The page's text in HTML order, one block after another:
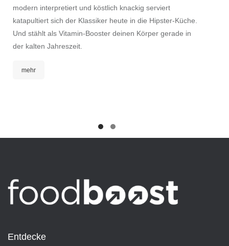
modern interpretiert und köstlich knackig serviert
katapultiert sich der Klassiker heute in die Hipster-Küche.
Und stählt als Vitamin-Booster deinen Körper gerade in
der kalten Jahreszeit.
mehr
Entdecke